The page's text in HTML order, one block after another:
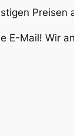
E-Mail! Wir